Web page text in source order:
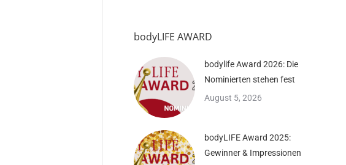
bodyLIFE AWARD
bodylife Award 2026: Die
Nominierten stehen fest
August 5, 2026
bodyLIFE Award 2025:
Gewinner & Impressionen